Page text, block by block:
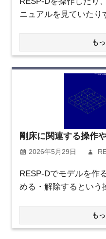
ニュアルを見ていたり
も
剛床に関連する操作
2026年5月29日
RESP-Dでモデルを作
める・解除するという
も